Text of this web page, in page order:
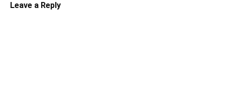
Leave a Reply